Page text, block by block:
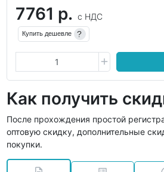
7761 р. с НДС
Купить дешевле ?
Как получить
После прохождения простой
оптовую скидку, дополнительные
покупки.